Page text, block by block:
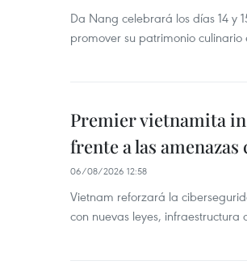
Da Nang celebrará los días 14 y
promover su patrimonio
Premier vietnamita
frente a las
06/08/2026 12:58
Vietnam reforzará la
con nuevas leyes,